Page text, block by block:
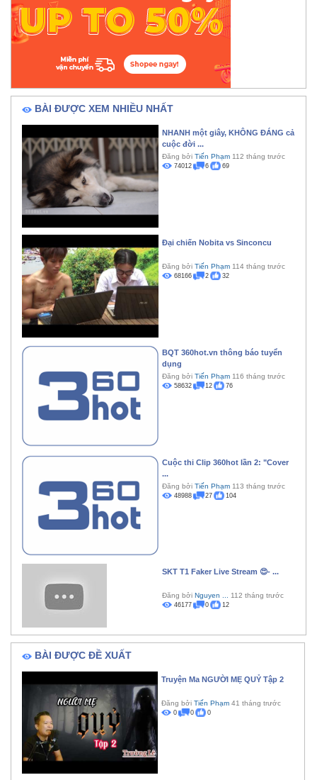
BÀI ĐƯỢC XEM NHIỀU NHẤT
NHANH một giây, KHÔNG ĐÁNG cả
cuộc đời ...
Đăng bởi Tiến Phạm 112 tháng trước
74012 6 69
Đại chiến Nobita vs Sinconcu
Đăng bởi Tiến Phạm 114 tháng trước
68166 2 32
BQT 360hot.vn thông báo tuyển
dụng
Đăng bởi Tiến Phạm 116 tháng trước
58632 12 76
Cuộc thi Clip 360hot lần 2: "Cover
...
Đăng bởi Tiến Phạm 113 tháng trước
48988 27 104
SKT T1 Faker Live Stream 😍- ...
Đăng bởi Nguyen ... 112 tháng trước
46177 0 12
BÀI ĐƯỢC ĐỀ XUẤT
Truyện Ma NGƯỜI MẸ QUỶ Tập 2
Đăng bởi Tiến Phạm 41 tháng trước
0 0 0